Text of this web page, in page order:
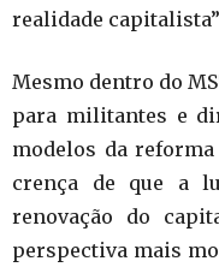
realidade
Mesmo dentro do
para militantes e
modelos da
crença de que a
renovação do
perspectiva mais